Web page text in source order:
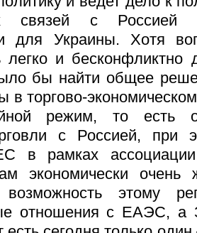
связей с Россией
для Украины. Хотя
и бесконфликтно
бы найти общее
торгово-
режим, то есть
с Россией, при
в рамках
экономически
возможность этому
отношения с ЕАЭС,